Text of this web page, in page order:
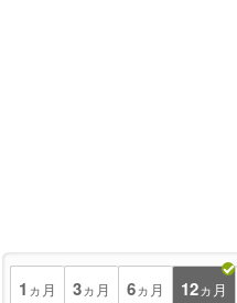
1 ヵ月 3ヵ月 6ヵ月 12ヵ月